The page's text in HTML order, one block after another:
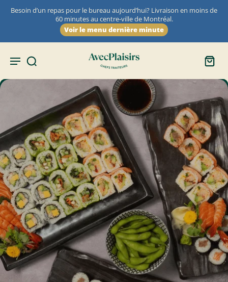
Besoin d’un repas pour le bureau aujourd’hui? Livraison en moins de
60 minutes au centre-ville de Montréal.
Voir le menu dernière minute